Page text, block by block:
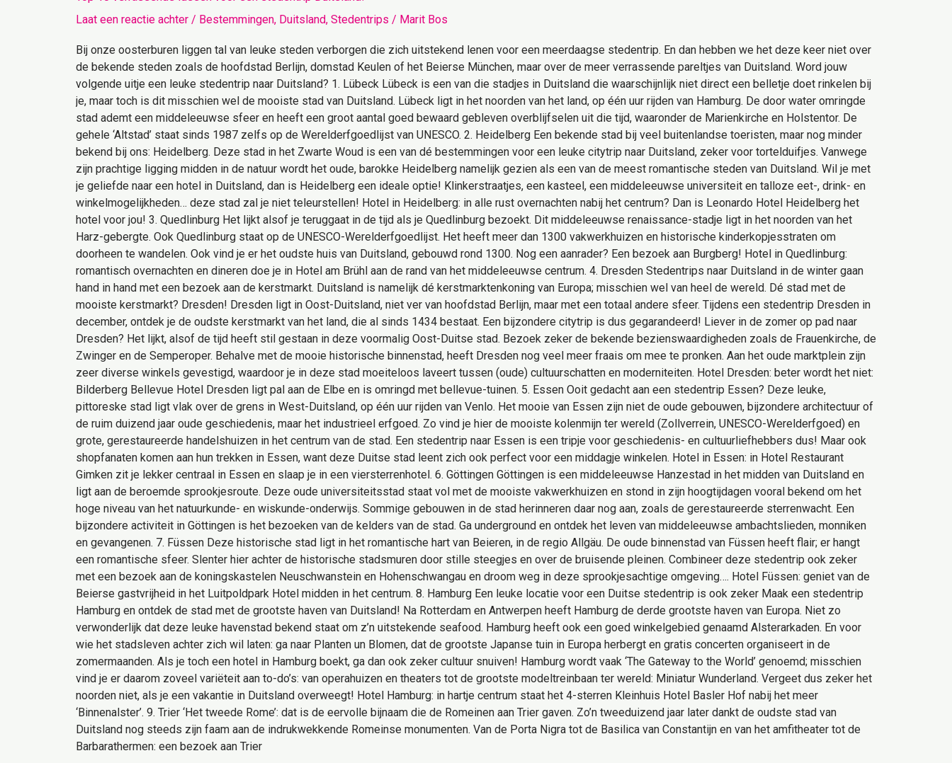
Laat een reactie achter / Bestemmingen, Duitsland, Stedentrips / Marit Bos
Bij onze oosterburen liggen tal van leuke steden verborgen die zich uitstekend lenen voor een meerdaagse stedentrip. En dan hebben we het deze keer niet over
de bekende steden zoals de hoofdstad Berlijn, domstad Keulen of het Beierse München, maar over de meer verrassende pareltjes van Duitsland. Word jouw
volgende uitje een leuke stedentrip naar Duitsland? 1. Lübeck Lübeck is een van die stadjes in Duitsland die waarschijnlijk niet direct een belletje doet rinkelen bij
je, maar toch is dit misschien wel de mooiste stad van Duitsland. Lübeck ligt in het noorden van het land, op één uur rijden van Hamburg. De door water omringde
stad ademt een middeleeuwse sfeer en heeft een groot aantal goed bewaard gebleven overblijfselen uit die tijd, waaronder de Marienkirche en Holstentor. De
gehele ‘Altstad’ staat sinds 1987 zelfs op de Werelderfgoedlijst van UNESCO. 2. Heidelberg Een bekende stad bij veel buitenlandse toeristen, maar nog minder
bekend bij ons: Heidelberg. Deze stad in het Zwarte Woud is een van dé bestemmingen voor een leuke citytrip naar Duitsland, zeker voor tortelduifjes. Vanwege
zijn prachtige ligging midden in de natuur wordt het oude, barokke Heidelberg namelijk gezien als een van de meest romantische steden van Duitsland. Wil je met
je geliefde naar een hotel in Duitsland, dan is Heidelberg een ideale optie! Klinkerstraatjes, een kasteel, een middeleeuwse universiteit en talloze eet-, drink- en
winkelmogelijkheden… deze stad zal je niet teleurstellen! Hotel in Heidelberg: in alle rust overnachten nabij het centrum? Dan is Leonardo Hotel Heidelberg het
hotel voor jou! 3. Quedlinburg Het lijkt alsof je teruggaat in de tijd als je Quedlinburg bezoekt. Dit middeleeuwse renaissance-stadje ligt in het noorden van het
Harz-gebergte. Ook Quedlinburg staat op de UNESCO-Werelderfgoedlijst. Het heeft meer dan 1300 vakwerkhuizen en historische kinderkopjesstraten om
doorheen te wandelen. Ook vind je er het oudste huis van Duitsland, gebouwd rond 1300. Nog een aanrader? Een bezoek aan Burgberg! Hotel in Quedlinburg:
romantisch overnachten en dineren doe je in Hotel am Brühl aan de rand van het middeleeuwse centrum. 4. Dresden Stedentrips naar Duitsland in de winter gaan
hand in hand met een bezoek aan de kerstmarkt. Duitsland is namelijk dé kerstmarktenkoning van Europa; misschien wel van heel de wereld. Dé stad met de
mooiste kerstmarkt? Dresden! Dresden ligt in Oost-Duitsland, niet ver van hoofdstad Berlijn, maar met een totaal andere sfeer. Tijdens een stedentrip Dresden in
december, ontdek je de oudste kerstmarkt van het land, die al sinds 1434 bestaat. Een bijzondere citytrip is dus gegarandeerd! Liever in de zomer op pad naar
Dresden? Het lijkt, alsof de tijd heeft stil gestaan in deze voormalig Oost-Duitse stad. Bezoek zeker de bekende bezienswaardigheden zoals de Frauenkirche, de
Zwinger en de Semperoper. Behalve met de mooie historische binnenstad, heeft Dresden nog veel meer fraais om mee te pronken. Aan het oude marktplein zijn
zeer diverse winkels gevestigd, waardoor je in deze stad moeiteloos laveert tussen (oude) cultuurschatten en moderniteiten. Hotel Dresden: beter wordt het niet:
Bilderberg Bellevue Hotel Dresden ligt pal aan de Elbe en is omringd met bellevue-tuinen. 5. Essen Ooit gedacht aan een stedentrip Essen? Deze leuke,
pittoreske stad ligt vlak over de grens in West-Duitsland, op één uur rijden van Venlo. Het mooie van Essen zijn niet de oude gebouwen, bijzondere architectuur of
de ruim duizend jaar oude geschiedenis, maar het industrieel erfgoed. Zo vind je hier de mooiste kolenmijn ter wereld (Zollverrein, UNESCO-Werelderfgoed) en
grote, gerestaureerde handelshuizen in het centrum van de stad. Een stedentrip naar Essen is een tripje voor geschiedenis- en cultuurliefhebbers dus! Maar ook
shopfanaten komen aan hun trekken in Essen, want deze Duitse stad leent zich ook perfect voor een middagje winkelen. Hotel in Essen: in Hotel Restaurant
Gimken zit je lekker centraal in Essen en slaap je in een viersterrenhotel. 6. Göttingen Göttingen is een middeleeuwse Hanzestad in het midden van Duitsland en
ligt aan de beroemde sprookjesroute. Deze oude universiteitsstad staat vol met de mooiste vakwerkhuizen en stond in zijn hoogtijdagen vooral bekend om het
hoge niveau van het natuurkunde- en wiskunde-onderwijs. Sommige gebouwen in de stad herinneren daar nog aan, zoals de gerestaureerde sterrenwacht. Een
bijzondere activiteit in Göttingen is het bezoeken van de kelders van de stad. Ga underground en ontdek het leven van middeleeuwse ambachtslieden, monniken
en gevangenen. 7. Füssen Deze historische stad ligt in het romantische hart van Beieren, in de regio Allgäu. De oude binnenstad van Füssen heeft flair; er hangt
een romantische sfeer. Slenter hier achter de historische stadsmuren door stille steegjes en over de bruisende pleinen. Combineer deze stedentrip ook zeker
met een bezoek aan de koningskastelen Neuschwanstein en Hohenschwangau en droom weg in deze sprookjesachtige omgeving…. Hotel Füssen: geniet van de
Beierse gastvrijheid in het Luitpoldpark Hotel midden in het centrum. 8. Hamburg Een leuke locatie voor een Duitse stedentrip is ook zeker Maak een stedentrip
Hamburg en ontdek de stad met de grootste haven van Duitsland! Na Rotterdam en Antwerpen heeft Hamburg de derde grootste haven van Europa. Niet zo
verwonderlijk dat deze leuke havenstad bekend staat om z’n uitstekende seafood. Hamburg heeft ook een goed winkelgebied genaamd Alsterarkaden. En voor
wie het stadsleven achter zich wil laten: ga naar Planten un Blomen, dat de grootste Japanse tuin in Europa herbergt en gratis concerten organiseert in de
zomermaanden. Als je toch een hotel in Hamburg boekt, ga dan ook zeker cultuur snuiven! Hamburg wordt vaak ‘The Gateway to the World’ genoemd; misschien
vind je er daarom zoveel variëteit aan to-do’s: van operahuizen en theaters tot de grootste modeltreinbaan ter wereld: Miniatur Wunderland. Vergeet dus zeker het
noorden niet, als je een vakantie in Duitsland overweegt! Hotel Hamburg: in hartje centrum staat het 4-sterren Kleinhuis Hotel Basler Hof nabij het meer
‘Binnenalster’. 9. Trier ‘Het tweede Rome’: dat is de eervolle bijnaam die de Romeinen aan Trier gaven. Zo’n tweeduizend jaar later dankt de oudste stad van
Duitsland nog steeds zijn faam aan de indrukwekkende Romeinse monumenten. Van de Porta Nigra tot de Basilica van Constantijn en van het amfitheater tot de
Barbarathermen: een bezoek aan Trier